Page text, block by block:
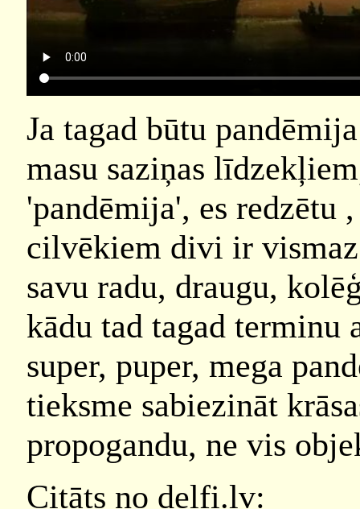
Ja tagad būtu
masu saziņas
'pandēmija', es redzētu
cilvēkiem divi ir
savu radu, draugu,
kādu tad tagad terminu
super, puper, mega
tieksme sabiezināt
propogandu, ne vis
Citāts no delfi.lv: